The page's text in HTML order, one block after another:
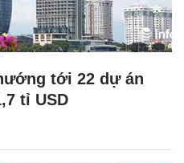
tới 22 dự án
tỉ USD